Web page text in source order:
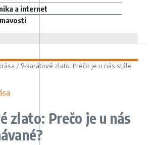
a internet
/ 9-karátové zlato: Prečo je u nás stále
zlato: Prečo je u nás